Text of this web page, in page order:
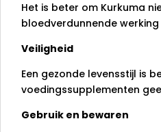
Het is beter om Kurkuma
bloedverdunnende
Veiligheid
Een gezonde levensstijl is
voedingssupplementen
Gebruik en bewaren